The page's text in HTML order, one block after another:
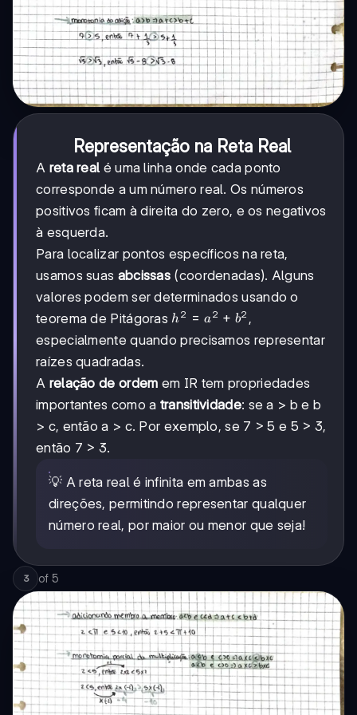
Representação na Reta Real
A reta real é uma linha onde cada ponto
corresponde a um número real. Os números
positivos ficam à direita do zero, e os negativos
à esquerda.
Para localizar pontos específicos na reta,
usamos suas abcissas (coordenadas). Alguns
valores podem ser determinados usando o
teorema de Pitágorash²
=
a²
b²
h2 = a2 + b2 ,
especialmente quando precisamos representar
raízes quadradas.
A relação de ordem em IR tem propriedades
importantes como a transitividade: se a > b e b
> c, então a > c. Por exemplo, se 7 > 5 e 5 > 3,
então 7 > 3.
💡 A reta real é infinita em ambas as
direções, permitindo representar qualquer
número real, por maior ou menor que seja!
3 of 5